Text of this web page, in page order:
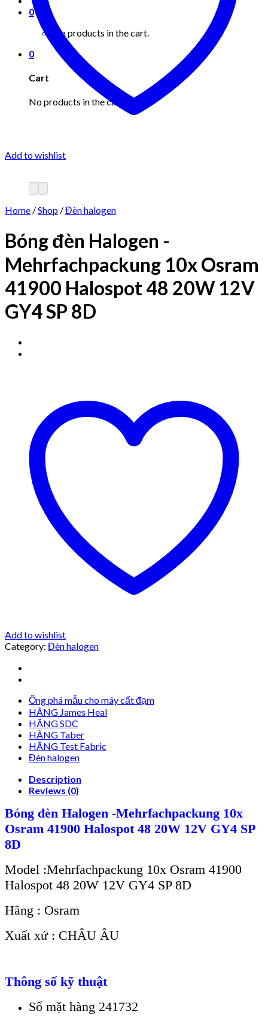
0
No products in the cart.
0
Cart
No products in the cart.
Add to wishlist
Home /Shop /Đèn halogen
Bóng đèn Halogen -
Mehrfachpackung 10x Osram
41900 Halospot 48 20W 12V
GY4 SP 8D
Add to wishlist
Category: Đèn halogen
Ống phá mẫu cho máy cất đạm
HÃNG James Heal
HÃNG SDC
HÃNG Taber
HÃNG Test Fabric
Đèn halogen
Description
Reviews (0)
Bóng đèn Halogen -Mehrfachpackung 10x
Osram 41900 Halospot 48 20W 12V GY4 SP
8D
Model :Mehrfachpackung 10x Osram 41900
Halospot 48 20W 12V GY4 SP 8D
Hãng : Osram
Xuất xứ : CHÂU ÂU
Thông số kỹ thuật
Số mặt hàng 241732